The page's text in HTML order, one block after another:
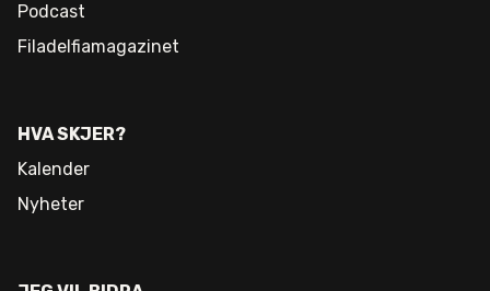
Podcast
Filadelfiamagazinet
HVA SKJER?
Kalender
Nyheter